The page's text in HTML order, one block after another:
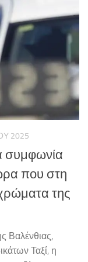
2025
συμφωνία
που στη
της
Βαλένθιας,
Ταξί, η